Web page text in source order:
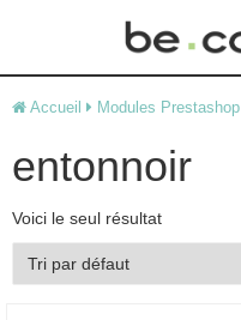
to
Accueil Modules Prestashop
entonnoir
Voici le seul résultat